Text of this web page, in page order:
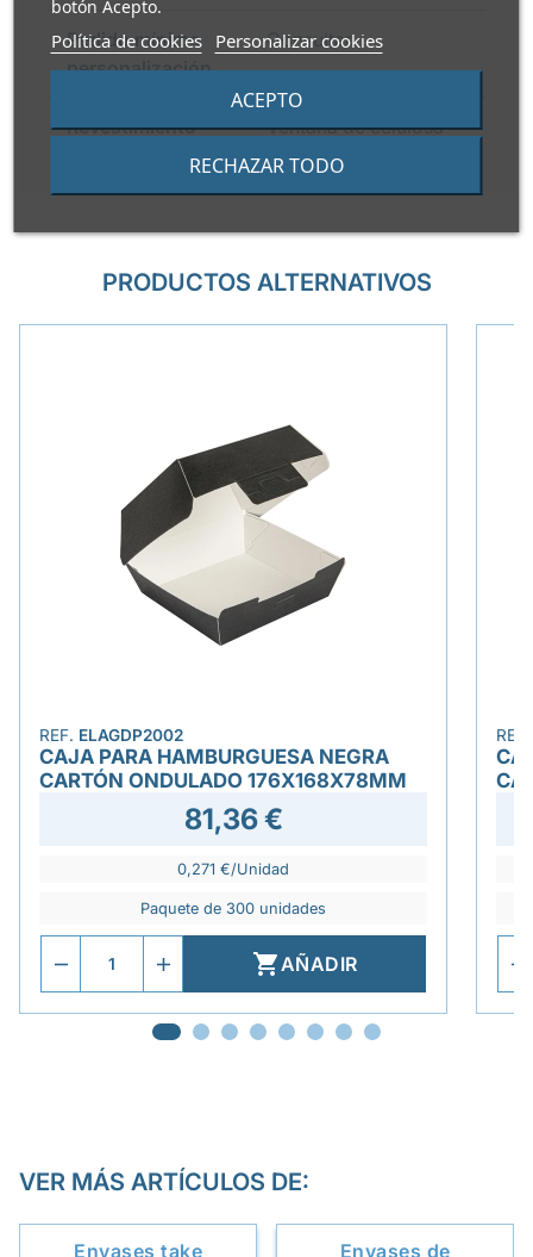
botón Acepto.
Política de cookies Personalizar cookies
RECHAZAR TODO
ACEPTO
Pedido mínimo
personalización
Consultar
Revestimiento Ventana de celulosa
PRODUCTOS ALTERNATIVOS
REF. ELAGDP2002
CAJA PARA HAMBURGUESA NEGRA
CARTÓN ONDULADO 176X168X78MM
81,36 €
0,271 €/Unidad
Paquete de 300 unidades
AÑADIR
VER MÁS ARTÍCULOS DE:
Envases take
Envases de